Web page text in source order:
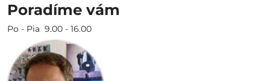
Poradíme vám
Po - Pia 9.00 - 16.00